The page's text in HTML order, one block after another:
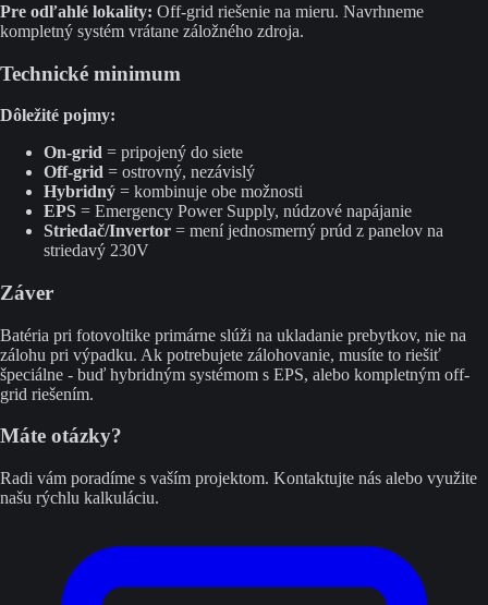
Pre odľahlé lokality: Off-grid riešenie na mieru. Navrhneme
kompletný systém vrátane záložného zdroja.
Technické minimum
Dôležité pojmy:
On-grid = pripojený do siete
Off-grid = ostrovný, nezávislý
Hybridný = kombinuje obe možnosti
EPS = Emergency Power Supply, núdzové napájanie
Striedač/Invertor = mení jednosmerný prúd z panelov na
striedavý 230V
Záver
Batéria pri fotovoltike primárne slúži na ukladanie prebytkov, nie na
zálohu pri výpadku. Ak potrebujete zálohovanie, musíte to riešiť
špeciálne - buď hybridným systémom s EPS, alebo kompletným off-
grid riešením.
Máte otázky?
Radi vám poradíme s vaším projektom. Kontaktujte nás alebo využite
našu rýchlu kalkuláciu.